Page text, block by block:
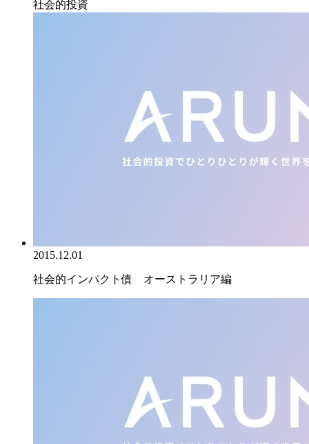
社会的投資
2015.12.01
社会的インパクト債 オーストラリア編